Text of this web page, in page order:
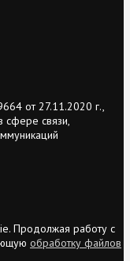
от 27.11.2020 г.,
сфере связи,
Продолжая работу с
обработку файлов